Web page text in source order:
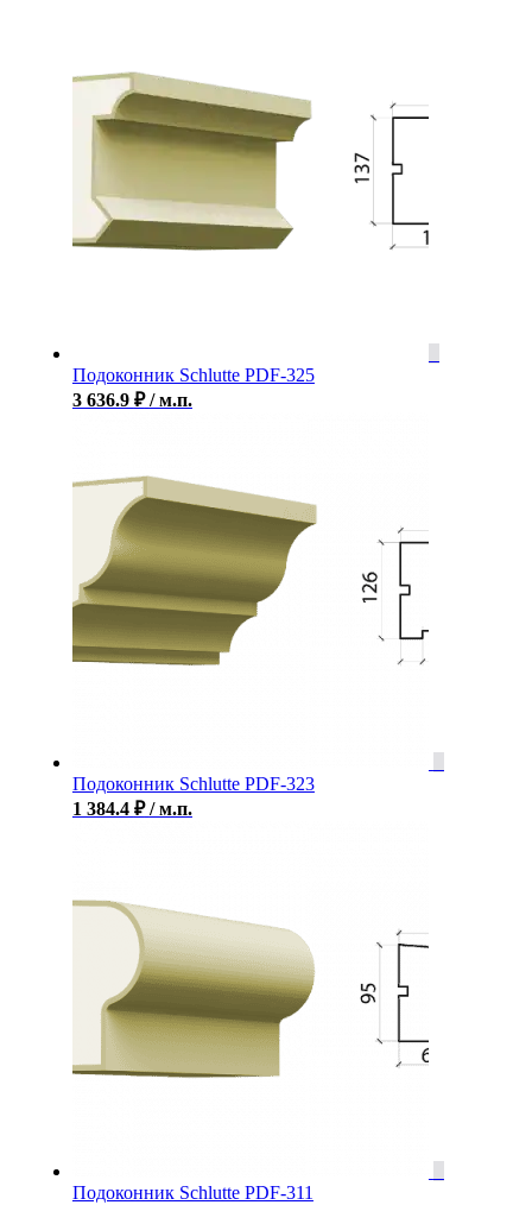
Подоконник Schlutte PDF-325
3 636.9 ₽ / м.п.
Подоконник Schlutte PDF-323
1 384.4 ₽ / м.п.
Подоконник Schlutte PDF-311